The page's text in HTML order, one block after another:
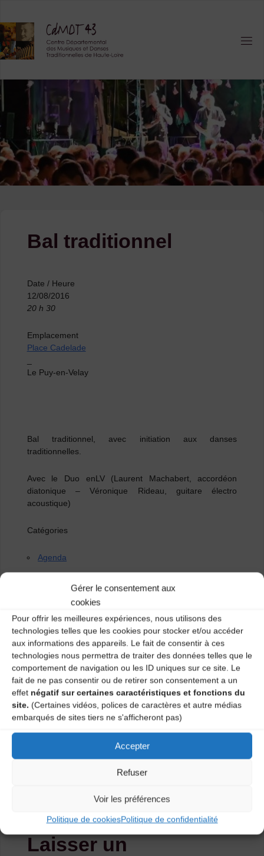
Gérer le consentement aux
cookies
Pour offrir les meilleures expériences, nous utilisons des
technologies telles que les cookies pour stocker et/ou accéder
aux informations des appareils. Le fait de consentir à ces
technologies nous permettra de traiter des données telles que le
comportement de navigation ou les ID uniques sur ce site. Le
fait de ne pas consentir ou de retirer son consentement a un
effet négatif sur certaines caractéristiques et fonctions du
site. (Certaines vidéos, polices de caractères et autre médias
embarqués de sites tiers ne s'afficheront pas)
Accepter
Refuser
Voir les préférences
Politique de cookiesPolitique de confidentialité
content
Bal traditionnel
Date / Heure
12/08/2016
20 h 30
Emplacement
Place Cadelade
Le Puy-en-Velay
Bal traditionnel, avec initiation aux danses
traditionnelles.
Avec le Duo enLV(Laurent Machabert, accordéon
diatonique – Véronique Rideau, guitare électro
acoustique)
Catégories
Agenda
Bal Traditionnel
One comment
Y A T-IL UN PARQUET????
quels groupes animent les bals
Laisser un